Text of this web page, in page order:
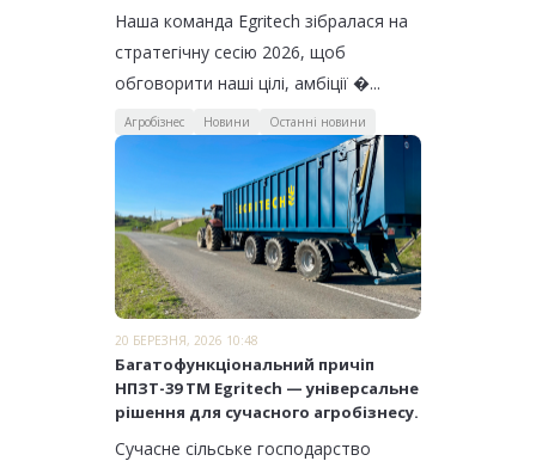
Наша команда Egritech зібралася на
стратегічну сесію 2026, щоб
обговорити наші цілі, амбіції �...
Агробізнес Новини Останні новини
20 БЕРЕЗНЯ, 2026 10:48
Багатофункціональний причіп
НПЗТ-39 ТМ Egritech — універсальне
рішення для сучасного агробізнесу.
Сучасне сільське господарство